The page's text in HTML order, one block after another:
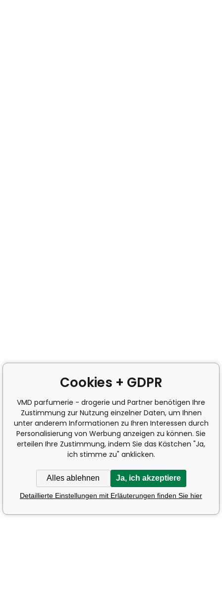
Cookies + GDPR
VMD parfumerie - drogerie und Partner benötigen Ihre
Zustimmung zur Nutzung einzelner Daten, um Ihnen
unter anderem Informationen zu Ihren Interessen durch
Personalisierung von Werbung anzeigen zu können. Sie
erteilen Ihre Zustimmung, indem Sie das Kästchen "Ja,
ich stimme zu" anklicken.
Alles ablehnen Ja, ich akzeptiere
Detaillierte Einstellungen mit Erläuterungen finden Sie hier